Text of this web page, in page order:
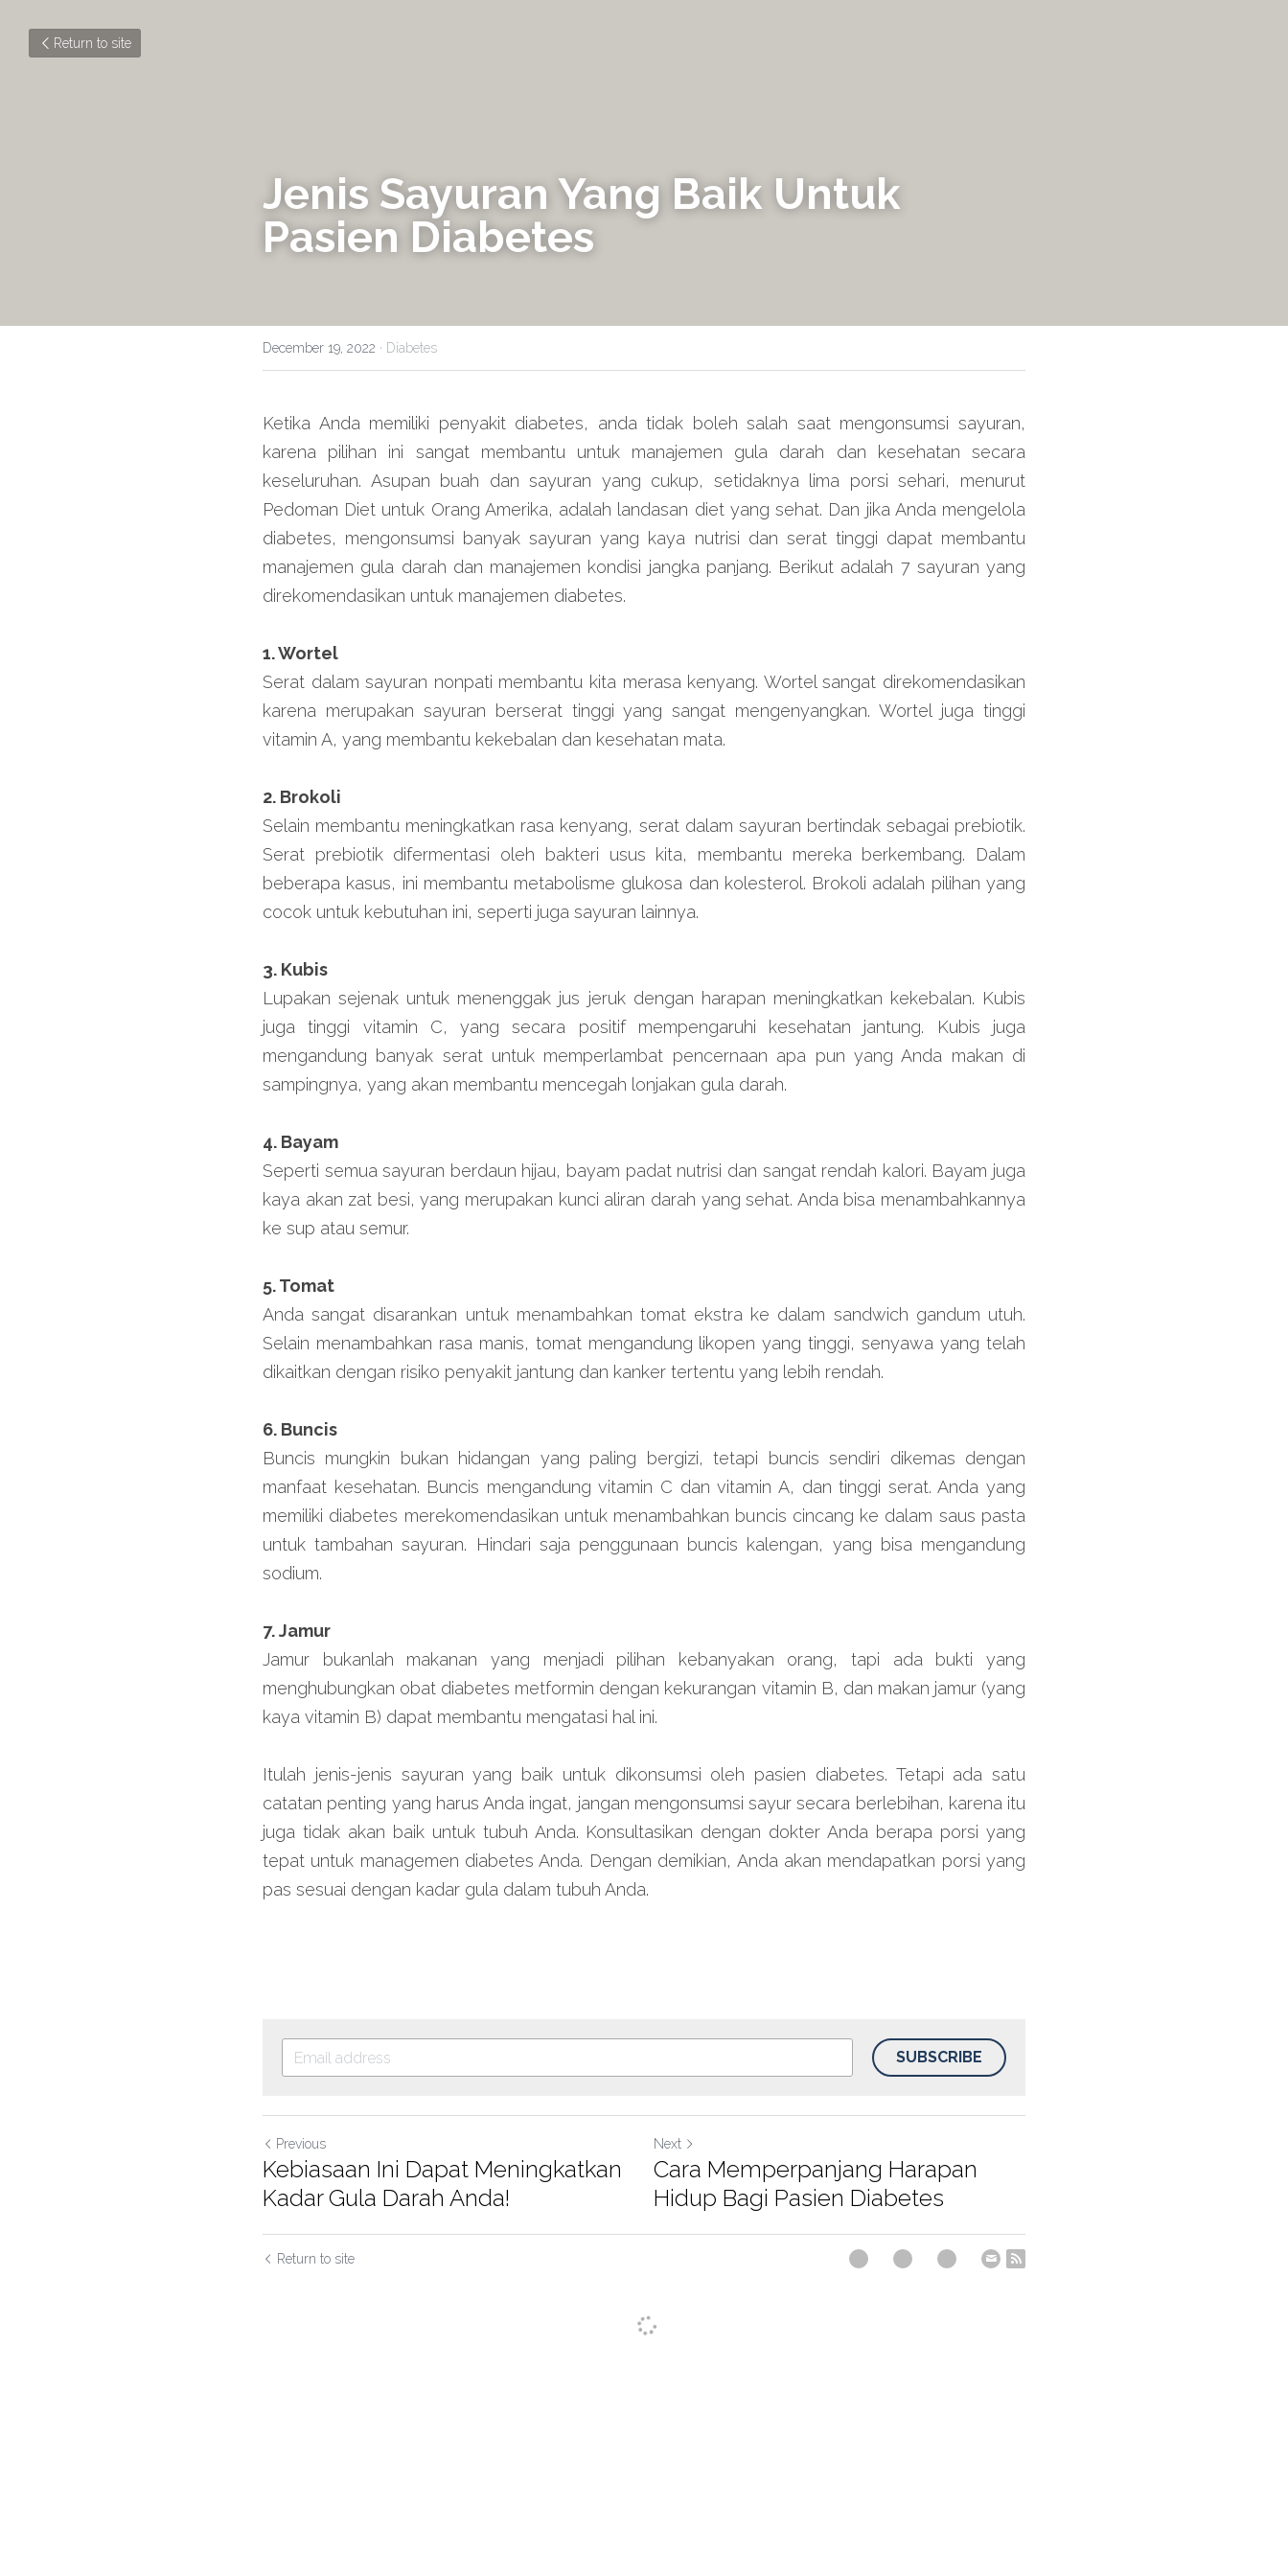
Return to site
Jenis Sayuran Yang Baik Untuk
Pasien Diabetes
December 19, 2022 · Diabetes
Ketika Anda memiliki penyakit diabetes, anda tidak boleh salah saat mengonsumsi sayuran,
karena pilihan ini sangat membantu untuk manajemen gula darah dan kesehatan secara
keseluruhan. Asupan buah dan sayuran yang cukup, setidaknya lima porsi sehari, menurut
Pedoman Diet untuk Orang Amerika, adalah landasan diet yang sehat. Dan jika Anda mengelola
diabetes, mengonsumsi banyak sayuran yang kaya nutrisi dan serat tinggi dapat membantu
manajemen gula darah dan manajemen kondisi jangka panjang. Berikut adalah 7 sayuran yang
direkomendasikan untuk manajemen diabetes.
1. Wortel
Serat dalam sayuran nonpati membantu kita merasa kenyang. Wortel sangat direkomendasikan
karena merupakan sayuran berserat tinggi yang sangat mengenyangkan. Wortel juga tinggi
vitamin A, yang membantu kekebalan dan kesehatan mata.
2. Brokoli
Selain membantu meningkatkan rasa kenyang, serat dalam sayuran bertindak sebagai prebiotik.
Serat prebiotik difermentasi oleh bakteri usus kita, membantu mereka berkembang. Dalam
beberapa kasus, ini membantu metabolisme glukosa dan kolesterol. Brokoli adalah pilihan yang
cocok untuk kebutuhan ini, seperti juga sayuran lainnya.
3. Kubis
Lupakan sejenak untuk menenggak jus jeruk dengan harapan meningkatkan kekebalan. Kubis
juga tinggi vitamin C, yang secara positif mempengaruhi kesehatan jantung. Kubis juga
mengandung banyak serat untuk memperlambat pencernaan apa pun yang Anda makan di
sampingnya, yang akan membantu mencegah lonjakan gula darah.
4. Bayam
Seperti semua sayuran berdaun hijau, bayam padat nutrisi dan sangat rendah kalori. Bayam juga
kaya akan zat besi, yang merupakan kunci aliran darah yang sehat. Anda bisa menambahkannya
ke sup atau semur.
5. Tomat
Anda sangat disarankan untuk menambahkan tomat ekstra ke dalam sandwich gandum utuh.
Selain menambahkan rasa manis, tomat mengandung likopen yang tinggi, senyawa yang telah
dikaitkan dengan risiko penyakit jantung dan kanker tertentu yang lebih rendah.
6. Buncis
Buncis mungkin bukan hidangan yang paling bergizi, tetapi buncis sendiri dikemas dengan
manfaat kesehatan. Buncis mengandung vitamin C dan vitamin A, dan tinggi serat. Anda yang
memiliki diabetes merekomendasikan untuk menambahkan buncis cincang ke dalam saus pasta
untuk tambahan sayuran. Hindari saja penggunaan buncis kalengan, yang bisa mengandung
sodium.
7. Jamur
Jamur bukanlah makanan yang menjadi pilihan kebanyakan orang, tapi ada bukti yang
menghubungkan obat diabetes metformin dengan kekurangan vitamin B, dan makan jamur (yang
kaya vitamin B) dapat membantu mengatasi hal ini.
Itulah jenis-jenis sayuran yang baik untuk dikonsumsi oleh pasien diabetes. Tetapi ada satu
catatan penting yang harus Anda ingat, jangan mengonsumsi sayur secara berlebihan, karena itu
juga tidak akan baik untuk tubuh Anda. Konsultasikan dengan dokter Anda berapa porsi yang
tepat untuk managemen diabetes Anda. Dengan demikian, Anda akan mendapatkan porsi yang
pas sesuai dengan kadar gula dalam tubuh Anda.
SUBSCRIBE
Previous
Kebiasaan Ini Dapat Meningkatkan
Kadar Gula Darah Anda!
Next
Cara Memperpanjang Harapan
Hidup Bagi Pasien Diabetes
Return to site